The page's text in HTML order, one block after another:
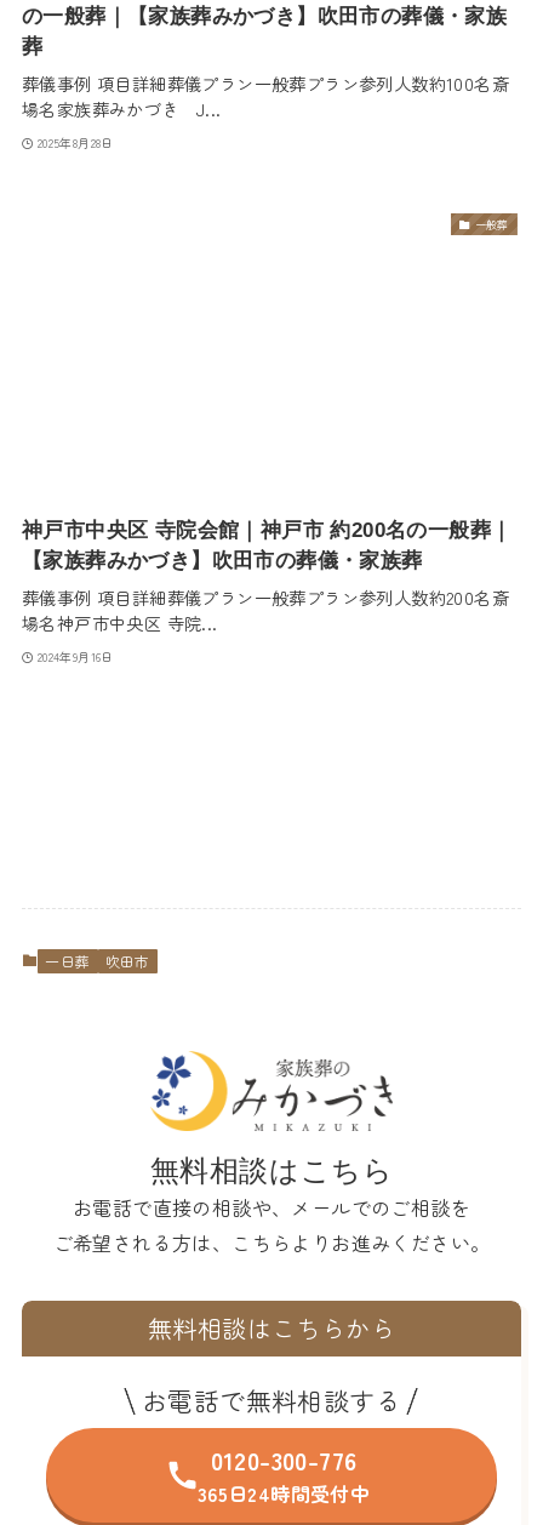
の一般葬｜【家族葬みかづき】吹田市の葬儀・家族
葬
葬儀事例 項目詳細葬儀プラン一般葬プラン参列人数約100名斎
場名家族葬みかづき J...
2025年8月28日
一般葬
神戸市中央区 寺院会館｜神戸市 約200名の一般葬｜
【家族葬みかづき】吹田市の葬儀・家族葬
葬儀事例 項目詳細葬儀プラン一般葬プラン参列人数約200名斎
場名神戸市中央区 寺院...
2024年9月16日
一日葬 吹田市
無料相談はこちら
お電話で直接の相談や、メールでのご相談を
ご希望される方は、こちらよりお進みください。
無料相談はこちらから
お電話で無料相談する
0120-300-776
365日24時間受付中